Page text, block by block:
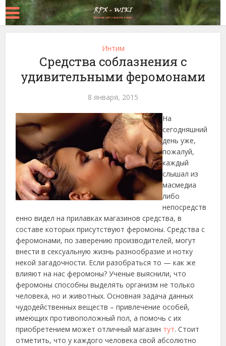
Интим
Средства соблазнения с
удивительными феромонами
8 января, 2015
На
сегодняшний
день уже,
пожалуй,
каждый
слышал из
масмедиа
либо
непосредств
енно видел на прилавках магазинов средства, в
составе которых присутствуют феромоны. Средства с
феромонами, по заверению производителей, могут
внести в сексуальную жизнь разнообразие и нотку
некой загадочности. Если разобраться то — как же
влияют на нас феромоны?Ученые выяснили, что
феромоны способны выделять организм не только
человека, но и животных. Основная задача данных
чудодейственных веществ – привлечение особей,
имеющих противоположный пол, а помочь с их
приобретением может отличный магазин тут. Стоит
отметить, что у каждого человека свой абсолютно